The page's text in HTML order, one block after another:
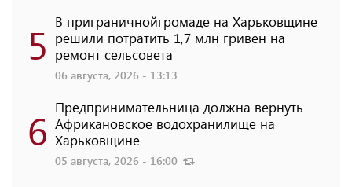
5 В приграничнойгромаде на Харьковщине
решили потратить 1,7 млн ​​гривен на
ремонт сельсовета
06 августа, 2026 - 13:13
6 Предпринимательница должна вернуть
Африкановское водохранилище на
Харьковщине
05 августа, 2026 - 16:00